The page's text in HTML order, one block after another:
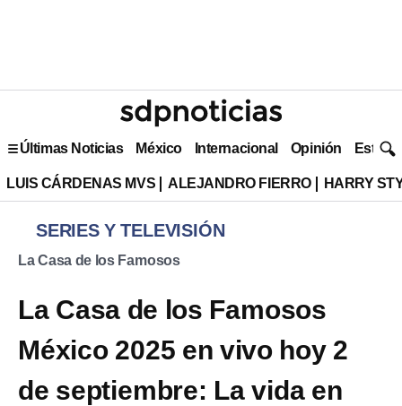
Últimas Noticias México Internacional Opinión Estilo
LUIS CÁRDENAS MVS ALEJANDRO FIERRO HARRY
SERIES Y TELEVISIÓN
La Casa de los Famosos
La Casa de los Famosos
México 2025 en vivo hoy 2
de septiembre: La vida en